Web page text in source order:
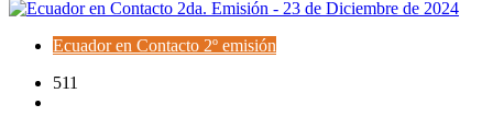
Ecuador en Contacto 2º emisión
511